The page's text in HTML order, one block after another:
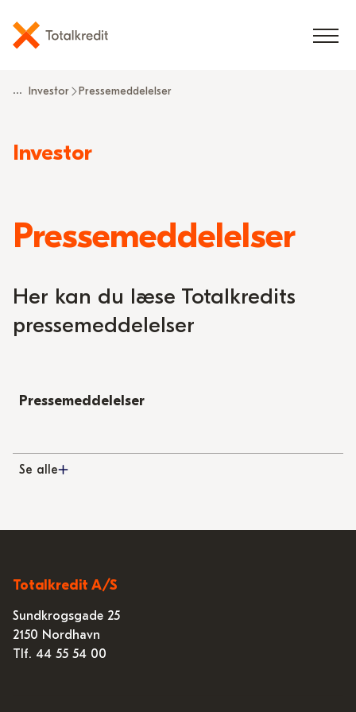
... Investor Pressemeddelelser
Read
Investor
Pressemeddelelser
Her kan du læse Totalkredits
pressemeddelelser
Pressemeddelelser
Se alle
Totalkredit A/S
Sundkrogsgade 25
2150 Nordhavn
Tlf. 44 55 54 00